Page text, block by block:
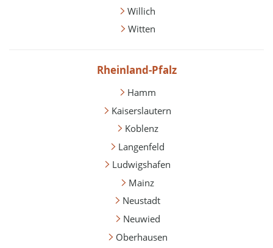
Willich
Witten
Rheinland-Pfalz
Hamm
Kaiserslautern
Koblenz
Langenfeld
Ludwigshafen
Mainz
Neustadt
Neuwied
Oberhausen